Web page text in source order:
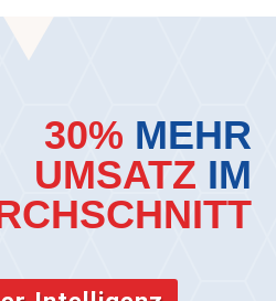
30% MEHR
UMSATZ IM